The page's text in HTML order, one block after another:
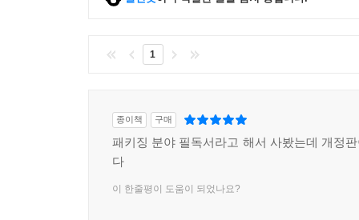
1
종이책 구매
패키징 분야 필독서라고 해서 사봤는데 개정
다
이 한줄평이 도움이 되었나요?